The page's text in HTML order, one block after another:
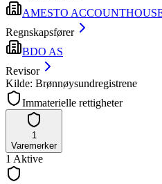
AMESTO
Regnskapsfører
BDO AS
Revisor
Kilde: Brønnøysundregistrene
Immaterielle rettigheter
1
Varemerker
1 Aktive